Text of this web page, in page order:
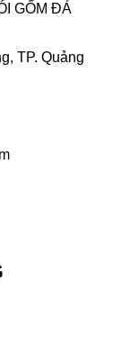
GỐM ĐÁ
TP. Quảng